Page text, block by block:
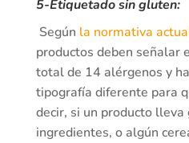
5-Etiquetado sin gluten:
Según la normativa
productos deben señalar
total de 14 alérgenos y
tipografía diferente para
decir, si un producto
ingredientes, o algún